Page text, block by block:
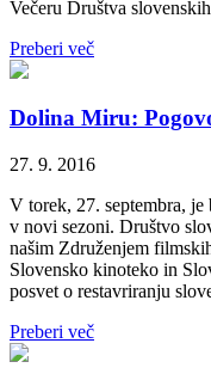
Večeru Društva
Preberi več
Dolina Miru:
27. 9. 2016
V torek, 27. septembra,
v novi sezoni. Društvo
našim Združenjem
Slovensko kinoteko in
posvet o restavriranju
Preberi več